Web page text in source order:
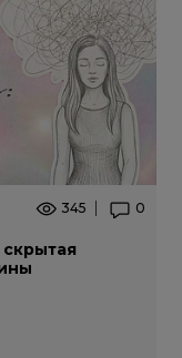
345 0
скрытая